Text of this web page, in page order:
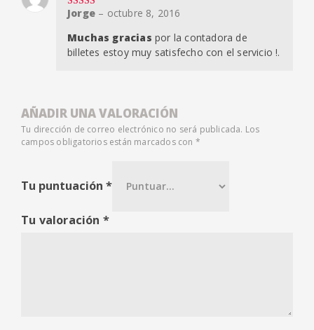
Valorado en
Jorge – octubre 8, 2016
Muchas gracias por la contadora de
billetes estoy muy satisfecho con el servicio !.
AÑADIR UNA VALORACIÓN
Tu dirección de correo electrónico no será publicada. Los
campos obligatorios están marcados con *
Tu puntuación *
Tu valoración *